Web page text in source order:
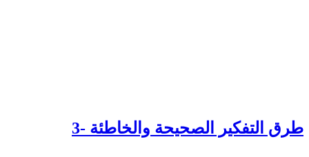
التفكير الصحيحة والخاطئة -3